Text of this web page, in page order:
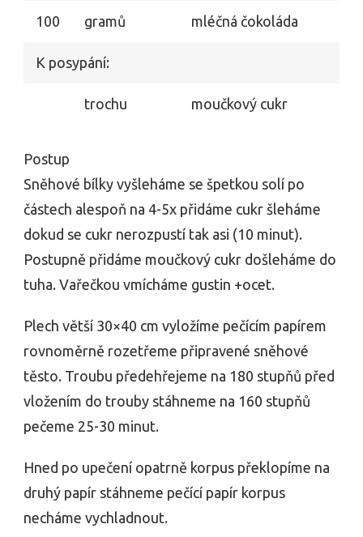
100 gramů mléčná čokoláda
K posypání:
trochu moučkový cukr
Postup
Sněhové bílky vyšleháme se špetkou solí po
částech alespoň na 4-5x přidáme cukr šleháme
dokud se cukr nerozpustí tak asi (10 minut).
Postupně přidáme moučkový cukr došleháme do
tuha. Vařečkou vmícháme gustin +ocet.
Plech větší 30×40 cm vyložíme pečícím papírem
rovnoměrně rozetřeme připravené sněhové
těsto. Troubu předehřejeme na 180 stupňů před
vložením do trouby stáhneme na 160 stupňů
pečeme 25-30 minut.
Hned po upečení opatrně korpus překlopíme na
druhý papír stáhneme pečící papír korpus
necháme vychladnout.